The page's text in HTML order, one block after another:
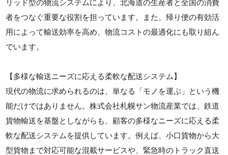
リッド型の物流システムにより、北海道の生産者と全国の消費
者をつなぐ重要な役割を担っています。また、帰り便の有効活
用によって輸送効率を高め、物流コストの最適化にも取り組ん
でいます。
【多様な輸送ニーズに応える柔軟な配送システム】
現代の物流に求められるのは、単なる「モノを運ぶ」という機
能だけではありません。株式会社札幌サン物流産業では、鉄道
貨物輸送を基盤としながらも、顧客の多様なニーズに応える柔
軟な配送システムを提供しています。例えば、小口貨物から大
型貨物まで対応可能な混載サービスや、緊急時のトラック直送